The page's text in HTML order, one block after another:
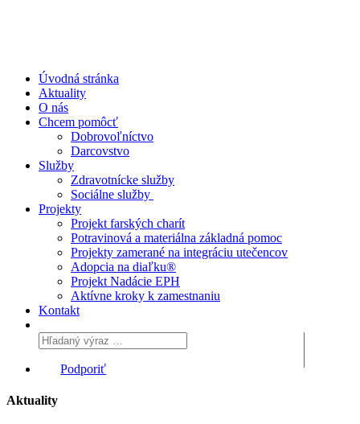
Úvodná stránka
Aktuality
O nás
Chcem pomôcť
Dobrovoľníctvo
Darcovstvo
Služby
Zdravotnícke služby
Sociálne služby
Projekty
Projekt farských charít
Potravinová a materiálna základná pomoc
Projekty zamerané na integráciu utečencov
Adopcia na diaľku®
Projekt Nadácie EPH
Aktívne kroky k zamestnaniu
Kontakt
Podporiť
Aktuality